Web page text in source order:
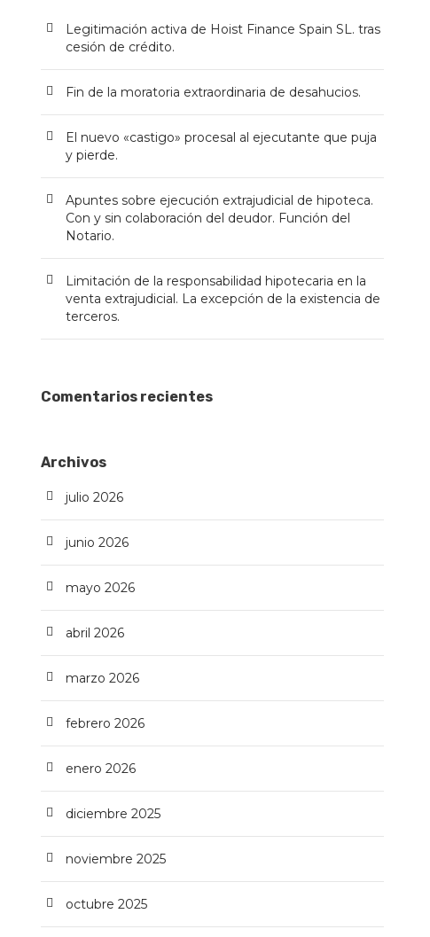
Legitimación activa de Hoist Finance Spain SL. tras
cesión de crédito.
Fin de la moratoria extraordinaria de desahucios.
El nuevo «castigo» procesal al ejecutante que puja
y pierde.
Apuntes sobre ejecución extrajudicial de hipoteca.
Con y sin colaboración del deudor. Función del
Notario.
Limitación de la responsabilidad hipotecaria en la
venta extrajudicial. La excepción de la existencia de
terceros.
Comentarios recientes
Archivos
julio 2026
junio 2026
mayo 2026
abril 2026
marzo 2026
febrero 2026
enero 2026
diciembre 2025
noviembre 2025
octubre 2025